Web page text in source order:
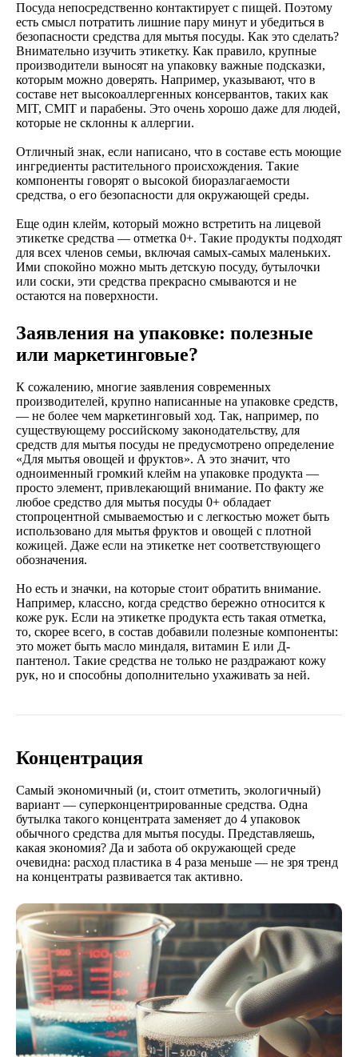
Посуда непосредственно контактирует с пищей. Поэтому
есть смысл потратить лишние пару минут и убедиться в
безопасности средства для мытья посуды. Как это сделать?
Внимательно изучить этикетку. Как правило, крупные
производители выносят на упаковку важные подсказки,
которым можно доверять. Например, указывают, что в
составе нет высокоаллергенных консервантов, таких как
MIT, CMIT и парабены. Это очень хорошо даже для людей,
которые не склонны к аллергии.
Отличный знак, если написано, что в составе есть моющие
ингредиенты растительного происхождения. Такие
компоненты говорят о высокой биоразлагаемости
средства, о его безопасности для окружающей среды.
Еще один клейм, который можно встретить на лицевой
этикетке средства — отметка 0+. Такие продукты подходят
для всех членов семьи, включая самых-самых маленьких.
Ими спокойно можно мыть детскую посуду, бутылочки
или соски, эти средства прекрасно смываются и не
остаются на поверхности.
Заявления на упаковке: полезные
или маркетинговые?
К сожалению, многие заявления современных
производителей, крупно написанные на упаковке средств,
— не более чем маркетинговый ход. Так, например, по
существующему российскому законодательству, для
средств для мытья посуды не предусмотрено определение
«Для мытья овощей и фруктов». А это значит, что
одноименный громкий клейм на упаковке продукта —
просто элемент, привлекающий внимание. По факту же
любое средство для мытья посуды 0+ обладает
стопроцентной смываемостью и с легкостью может быть
использовано для мытья фруктов и овощей с плотной
кожицей. Даже если на этикетке нет соответствующего
обозначения.
Но есть и значки, на которые стоит обратить внимание.
Например, классно, когда средство бережно относится к
коже рук. Если на этикетке продукта есть такая отметка,
то, скорее всего, в состав добавили полезные компоненты:
это может быть масло миндаля, витамин Е или Д-
пантенол. Такие средства не только не раздражают кожу
рук, но и способны дополнительно ухаживать за ней.
Концентрация
Самый экономичный (и, стоит отметить, экологичный)
вариант — суперконцентрированные средства. Одна
бутылка такого концентрата заменяет до 4 упаковок
обычного средства для мытья посуды. Представляешь,
какая экономия? Да и забота об окружающей среде
очевидна: расход пластика в 4 раза меньше — не зря тренд
на концентраты развивается так активно.